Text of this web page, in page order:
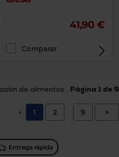
41,90 €
Comparar
de alimentos . Página 1 de 9
< 1 2 ... 9 >
Entrega rápida